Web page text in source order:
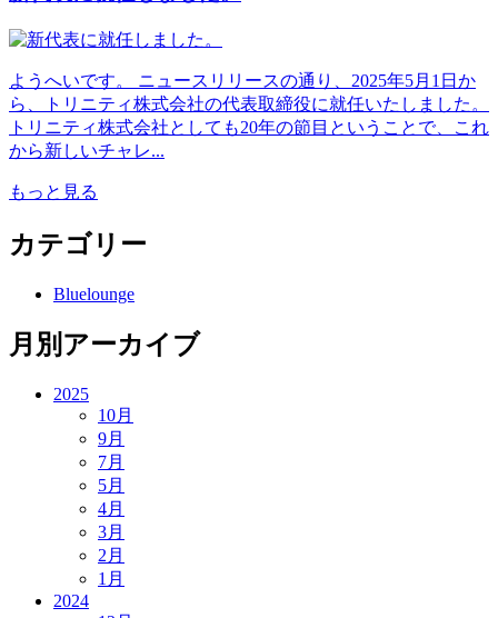
ようへいです。 ニュースリリースの通り、2025年5月1日か
ら、トリニティ株式会社の代表取締役に就任いたしました。
トリニティ株式会社としても20年の節目ということで、これ
から新しいチャレ...
もっと見る
カテゴリー
Bluelounge
月別アーカイブ
2025
10月
9月
7月
5月
4月
3月
2月
1月
2024